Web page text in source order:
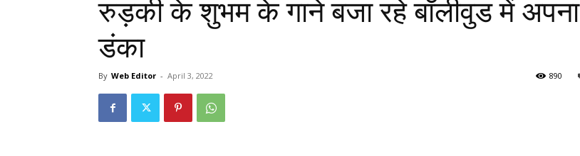
रुड़की के शुभम के गाने बजा रहे बॉलीवुड में अपना
डंका
By Web Editor - April 3, 2022 890